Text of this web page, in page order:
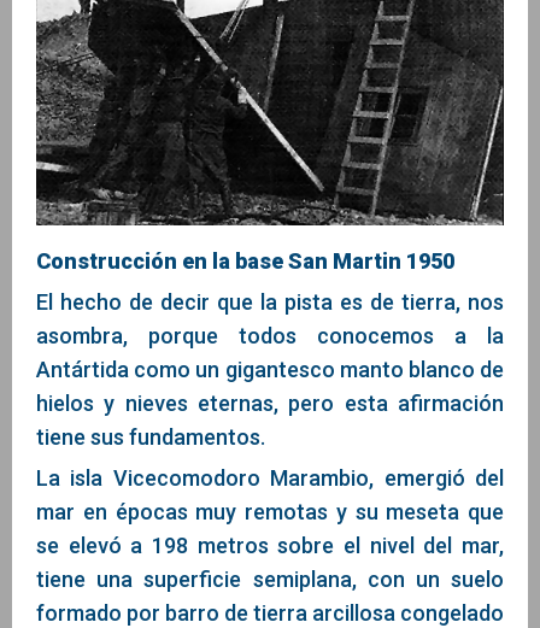
Construcción en la base San Martin 1950
El hecho de decir que la pista es de tierra, nos
asombra, porque todos conocemos a la
Antártida como un gigantesco manto blanco de
hielos y nieves eternas, pero esta afirmación
tiene sus fundamentos.
La isla Vicecomodoro Marambio, emergió del
mar en épocas muy remotas y su meseta que
se elevó a 198 metros sobre el nivel del mar,
tiene una superficie semiplana, con un suelo
formado por barro de tierra arcillosa congelado